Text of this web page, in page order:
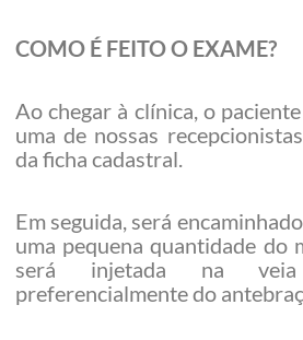
COMO É FEITO O EXAME?
Ao chegar à clínica, o
uma de nossas
da ficha cadastral.
Em seguida, será
uma pequena quantidade do
será injetada na
preferencialmente do